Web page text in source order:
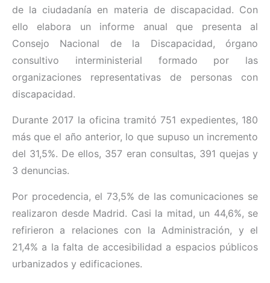
de la ciudadanía en materia de discapacidad. Con
ello elabora un informe anual que presenta al
Consejo Nacional de la Discapacidad, órgano
consultivo interministerial formado por las
organizaciones representativas de personas con
discapacidad.
Durante 2017 la oficina tramitó 751 expedientes, 180
más que el año anterior, lo que supuso un incremento
del 31,5%. De ellos, 357 eran consultas, 391 quejas y
3 denuncias.
Por procedencia, el 73,5% de las comunicaciones se
realizaron desde Madrid. Casi la mitad, un 44,6%, se
refirieron a relaciones con la Administración, y el
21,4% a la falta de accesibilidad a espacios públicos
urbanizados y edificaciones.